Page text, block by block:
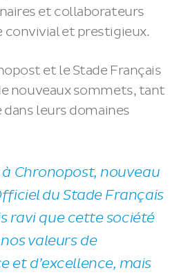
et collaborateurs
convivial et prestigieux.
et le Stade Français
nouveaux sommets, tant
leurs domaines
Chronopost, nouveau
du Stade Français
ravi que cette société
valeurs de
et d’excellence, mais